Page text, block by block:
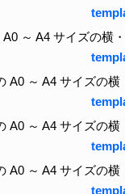
～ A4 サイズの横
A0 ～ A4 サイズの
A0 ～ A4 サイズの
A0 ～ A4 サイズの